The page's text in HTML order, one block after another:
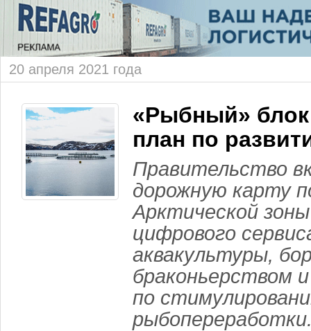
20 апреля 2021 года
«Рыбный»
план по
Правительство
дорожную карту
Арктической
цифрового
аквакультуры,
браконьерством
по